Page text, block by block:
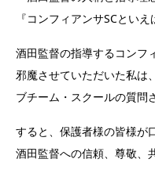
『コンフィアンサSCとい
酒田監督の指導するコンフ
邪魔させていただいた私は
ブチーム・スクールの質問
すると、保護者様の皆様が
酒田監督への信頼、尊敬、